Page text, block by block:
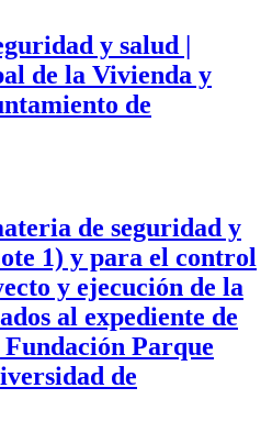
y salud |
de la Vivienda y
de
de seguridad y
1) y para el control
y ejecución de la
al expediente de
Parque
de